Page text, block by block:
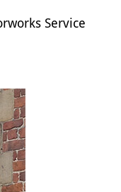
Service